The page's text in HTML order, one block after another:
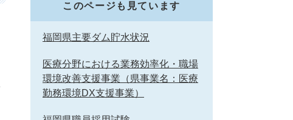
このページも見ています
福岡県主要ダム貯水状況
医療分野における業務効率化・職場
環境改善支援事業（県事業名：医療
勤務環境DX支援事業）